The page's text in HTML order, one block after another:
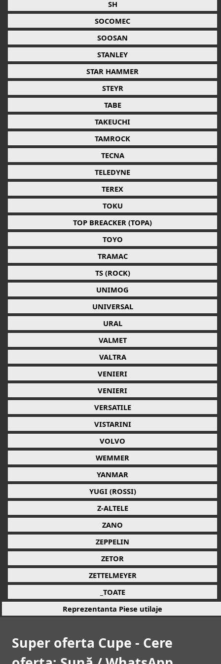
SH
SOCOMEC
SOOSAN
STANLEY
STAR HAMMER
STEYR
TABE
TAKEUCHI
TAMROCK
TECNA
TELEDYNE
TEREX
TOKU
TOP BREACKER (TOPA)
TOYO
TRAMAC
TS (ROCK)
UNIMOG
UNIVERSAL
URAL
VALMET
VALTRA
VENIERI
VENIERI
VERSATILE
VISTARINI
VOLVO
WEMMER
YANMAR
YUGI (ROSSI)
Z-ALTELE
ZANO
ZEPPELIN
ZETOR
ZETTELMEYER
_TOATE
Reprezentanta Piese utilaje
Super oferta Cupe - Cere